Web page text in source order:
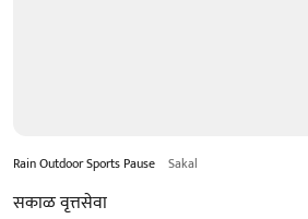
Rain Outdoor Sports Pause Sakal
सकाळ वृत्तसेवा